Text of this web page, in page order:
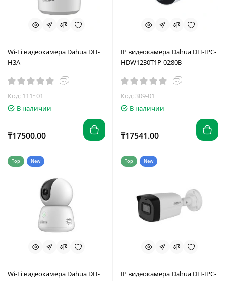
Wi-Fi видеокамера Dahua DH-
H3A
Код: 111~01
В наличии
₸17500.00
IP видеокамера Dahua DH-IPC-
HDW1230T1P-0280B
Код: 309-01
В наличии
₸17541.00
Top New
Wi-Fi видеокамера Dahua DH-
Top New
IP видеокамера Dahua DH-IPC-